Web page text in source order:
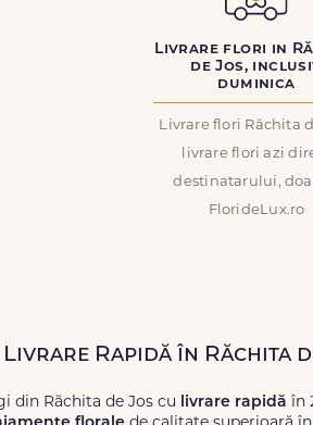
Livrare flori in
de Jos,
duminica
Livrare flori Răchita
livrare flori azi
destinatarului,
FlorideLux.ro
Rapidă în Răchita
din Răchita de Jos cu livrare rapidă în